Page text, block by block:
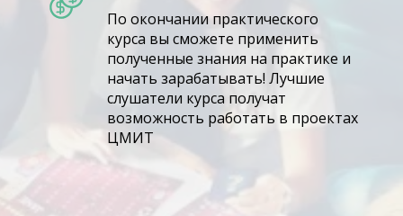
По окончании практического
курса вы сможете применить
полученные знания на практике и
начать зарабатывать! Лучшие
слушатели курса получат
возможность работать в проектах
ЦМИТ